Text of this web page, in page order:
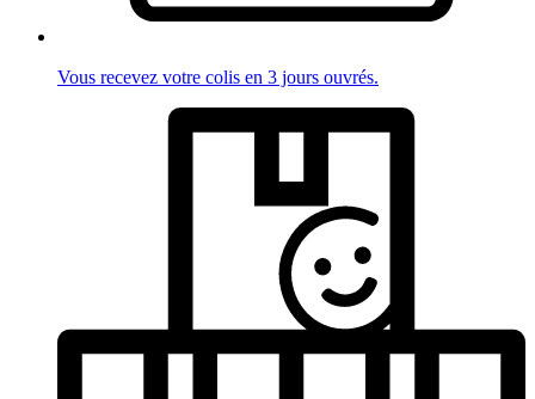
Vous recevez votre colis en 3 jours ouvrés.